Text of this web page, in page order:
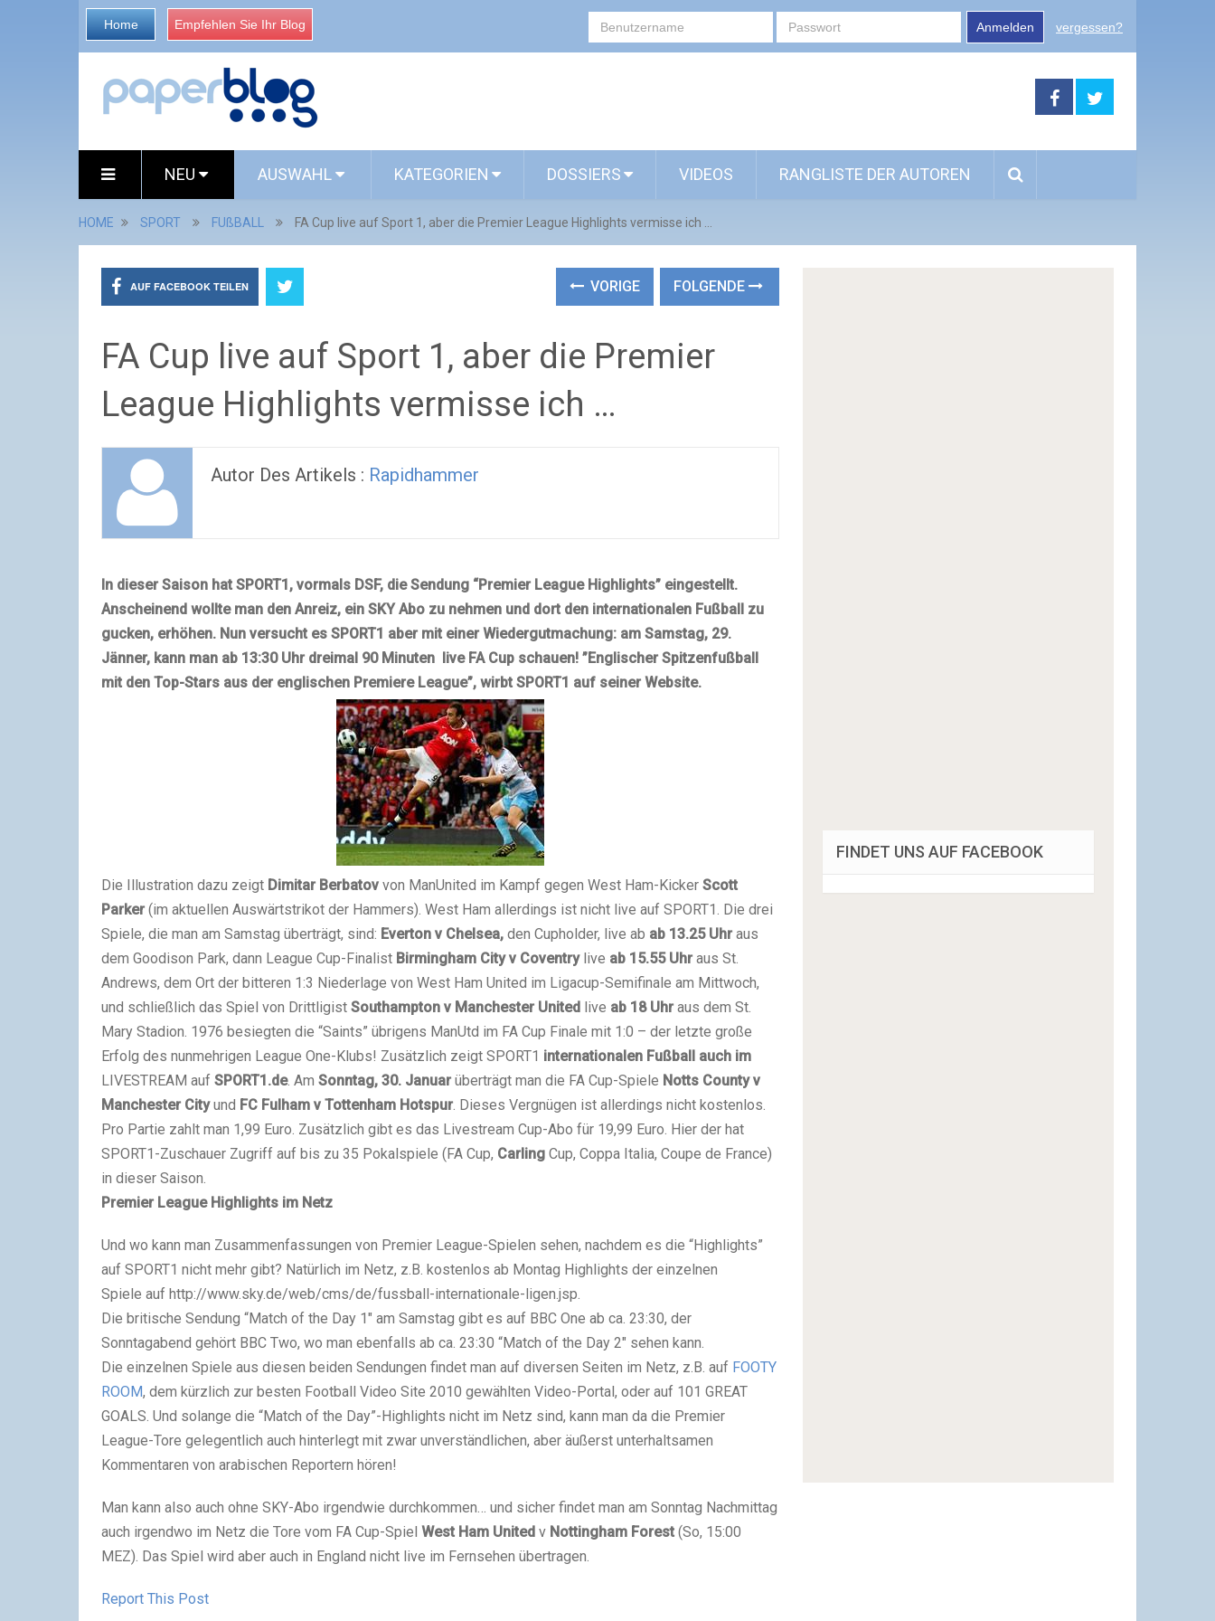
Home Empfehlen Sie Ihr Blog Anmelden vergessen?
NEU AUSWAHL KATEGORIEN DOSSIERS VIDEOS RANGLISTE DER AUTOREN
HOME SPORT FUßBALL FA Cup live auf Sport 1, aber die Premier League Highlights vermisse ich …
AUF FACEBOOK TEILEN VORIGE FOLGENDE
FA Cup live auf Sport 1, aber die Premier
League Highlights vermisse ich …
Autor Des Artikels : Rapidhammer
In dieser Saison hat SPORT1, vormals DSF, die Sendung “Premier League Highlights” eingestellt.
Anscheinend wollte man den Anreiz, ein SKYAbo zu nehmen und dort den internationalen Fußball zu
gucken, erhöhen. Nun versucht es SPORT1 aber mit einer Wiedergutmachung: am Samstag, 29.
Jänner, kann man ab 13:30 Uhr dreimal 90 Minuten live FA Cup schauen! ”Englischer Spitzenfußball
mit den Top-Stars aus der englischen Premiere League”, wirbt SPORT1 auf seiner Website.
Die Illustration dazu zeigt Dimitar Berbatov von ManUnited im Kampf gegen West Ham-Kicker Scott
Parker (im aktuellen Auswärtstrikot der Hammers). West Ham allerdings ist nicht live auf SPORT1. Die drei
Spiele, die man am Samstag überträgt, sind: Everton v Chelsea, den Cupholder, live ab ab 13.25 Uhr aus
dem Goodison Park, dann League Cup-Finalist Birmingham City v Coventrylive ab 15.55 Uhr aus St.
Andrews, dem Ort der bitteren 1:3 Niederlage von West Ham United im Ligacup-Semifinale am Mittwoch,
und schließlich das Spiel von Drittligist Southampton v Manchester United live ab 18 Uhr aus dem St.
Mary Stadion. 1976 besiegten die “Saints” übrigens ManUtd im FA Cup Finale mit 1:0 – der letzte große
Erfolg des nunmehrigen League One-Klubs! Zusätzlich zeigt SPORT1 internationalen Fußball auch im
LIVESTREAM auf SPORT1.de. Am Sonntag, 30. Januar überträgt man die FA Cup-Spiele Notts County v
Manchester Cityund FC Fulham v Tottenham Hotspur . Dieses Vergnügen ist allerdings nicht kostenlos.
Pro Partie zahlt man 1,99 Euro. Zusätzlich gibt es das Livestream Cup-Abo für 19,99 Euro. Hier der hat
SPORT1-Zuschauer Zugriff auf bis zu 35 Pokalspiele (FA Cup, Carling Cup, Coppa Italia, Coupe de France)
in dieser Saison.
Premier League Highlights im Netz
Und wo kann man Zusammenfassungen von Premier League-Spielen sehen, nachdem es die “Highlights”
auf SPORT1 nicht mehr gibt? Natürlich im Netz, z.B. kostenlos ab Montag Highlights der einzelnen
Spiele auf http://www.sky.de/web/cms/de/fussball-internationale-ligen.jsp.
Die britische Sendung “Match of the Day 1″ am Samstag gibt es auf BBC One ab ca. 23:30, der
Sonntagabend gehört BBC Two, wo man ebenfalls ab ca. 23:30 “Match of the Day 2″ sehen kann.
Die einzelnen Spiele aus diesen beiden Sendungen findet man auf diversen Seiten im Netz, z.B. auf FOOTY
ROOM, dem kürzlich zur besten Football Video Site 2010 gewählten Video-Portal, oder auf 101 GREAT
GOALS. Und solange die “Match of the Day”-Highlights nicht im Netz sind, kann man da die Premier
League-Tore gelegentlich auch hinterlegt mit zwar unverständlichen, aber äußerst unterhaltsamen
Kommentaren von arabischen Reportern hören!
Man kann also auch ohne SKY-Abo irgendwie durchkommen… und sicher findet man am Sonntag Nachmittag
auch irgendwo im Netz die Tore vom FA Cup-Spiel West Ham United v Nottingham Forest (So, 15:00
MEZ). Das Spiel wird aber auch in England nicht live im Fernsehen übertragen.
Report This Post
FINDET UNS AUF FACEBOOK